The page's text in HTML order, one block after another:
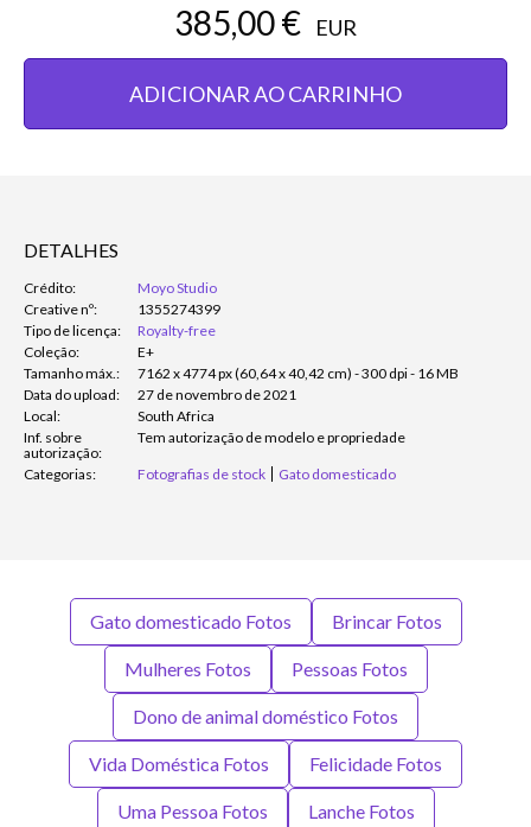
385,00 € EUR
ADICIONAR AO CARRINHO
DETALHES
Crédito:
Moyo Studio
Creative nº:
1355274399
Tipo de licença:
Royalty-free
Coleção:
E+
Tamanho máx.:
7162 x 4774 px (60,64 x 40,42 cm) - 300 dpi - 16 MB
Data do upload:
27 de novembro de 2021
Local:
South Africa
Inf. sobre
autorização:
Tem autorização de modelo e propriedade
Categorias: Fotografias de stock Gato domesticado
Gato domesticado Fotos Brincar Fotos
Mulheres Fotos Pessoas Fotos
Dono de animal doméstico Fotos
Vida Doméstica Fotos Felicidade Fotos
Uma Pessoa Fotos Lanche Fotos